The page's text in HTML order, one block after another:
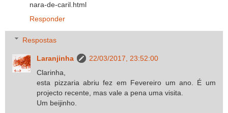
nara-de-caril.html
Responder
Respostas
Laranjinha
22/03/2017, 23:52:00
Clarinha,
esta pizzaria abriu fez em Fevereiro um ano. É um
projecto recente, mas vale a pena uma visita.
Um beijinho.